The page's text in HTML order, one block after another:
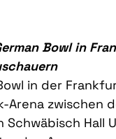
Bowl in
in der
Arena zwischen
Schwäbisch Hall